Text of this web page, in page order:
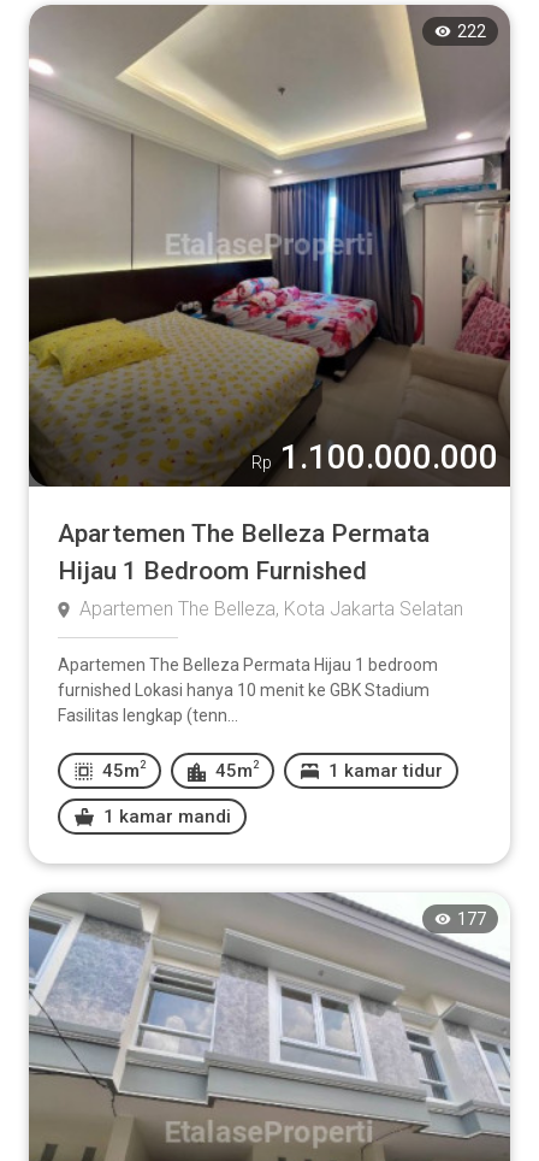
222
Rp 1.100.000.000
Apartemen The Belleza Permata
Hijau 1 Bedroom Furnished
Apartemen The Belleza, Kota Jakarta Selatan
Apartemen The Belleza Permata Hijau 1 bedroom
furnished Lokasi hanya 10 menit ke GBK Stadium
Fasilitas lengkap (tenn...
45m 2 45m 2 1 kamar tidur
1 kamar mandi
177